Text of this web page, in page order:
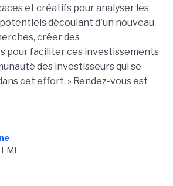
et créatifs pour analyser les
découlant d'un nouveau
créer des
pour faciliter ces investissements
des investisseurs qui se
cet effort. » Rendez-vous est